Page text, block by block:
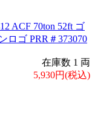
ACF 70ton 52ft ゴ
ロゴ PRR＃373070
在庫数 1 両
5,930円(税込)